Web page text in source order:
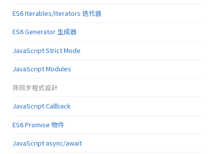
ES6 Iterables/Iterators 迭代器
ES6 Generator 生成器
JavaScript Strict Mode
JavaScript Modules
非同步程式設計
JavaScript Callback
ES6 Promise 物件
JavaScript async/await